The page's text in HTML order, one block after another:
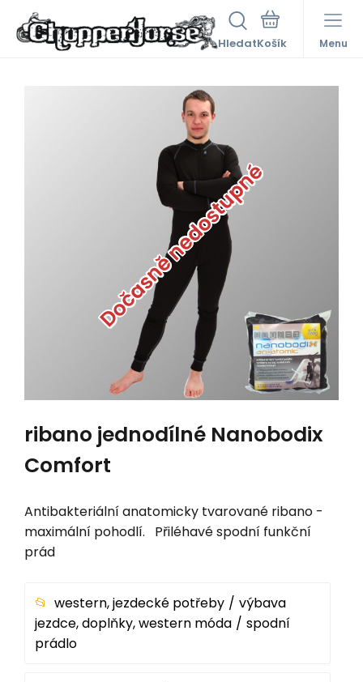
Hledat Menu
Dočasně nedostupné
ribano jednodílné Nanobodix
Comfort
Antibakteriální anatomicky tvarované ribano -
maximální pohodlí. Přiléhavé spodní funkční
prád
western, jezdecké potřeby
výbava
jezdce, doplňky, western móda
spodní
prádlo